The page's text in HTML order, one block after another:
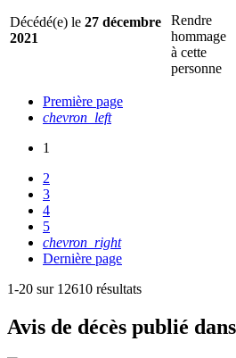
Décédé(e) le 27 décembre
2021
Rendre
hommage
à cette
personne
Première page
chevron_left
1
2
3
4
5
chevron_right
Dernière page
1-20 sur 12610 résultats
Avis de décès publié